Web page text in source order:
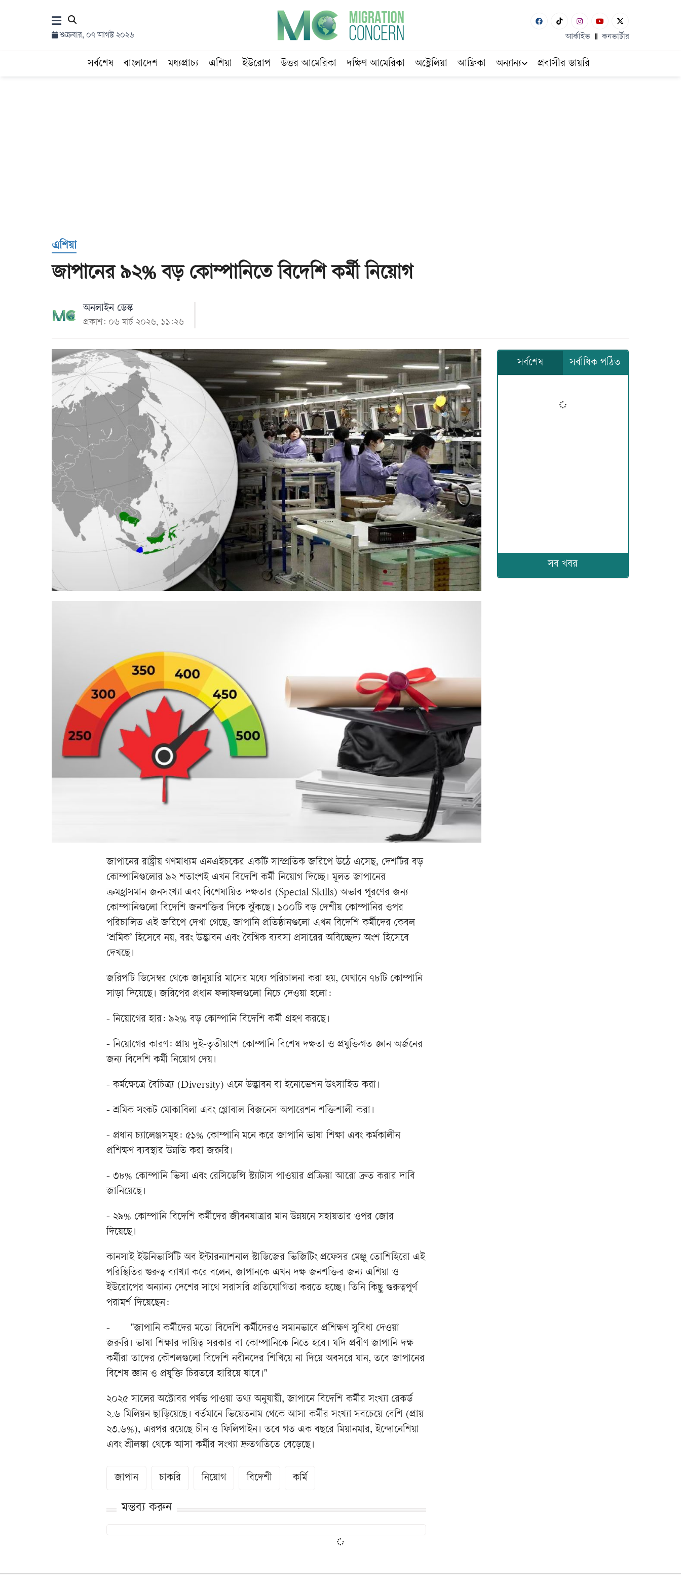
শুক্রবার, ০৭ আগস্ট ২০২৬ আর্কাইভ কনভার্টার
সর্বশেষ বাংলাদেশ মধ্যপ্রাচ্য এশিয়া ইউরোপ উত্তর আমেরিকা দক্ষিণ আমেরিকা অস্ট্রেলিয়া আফ্রিকা অন্যান্য প্রবাসীর ডায়রি
এশিয়া
জাপানের ৯২% বড় কোম্পানিতে বিদেশি কর্মী নিয়োগ
অনলাইন ডেস্ক
প্রকাশ: ০৬ মার্চ ২০২৬, ১১:২৬
জাপানের রাষ্ট্রীয় গণমাধ্যম এনএইচকের একটি সাম্প্রতিক জরিপে উঠে এসেছ, দেশটির বড়
কোম্পানিগুলোর ৯২ শতাংশই এখন বিদেশি কর্মী নিয়োগ দিচ্ছে। মূলত জাপানের
ক্রমহ্রাসমান জনসংখ্যা এবং বিশেষায়িত দক্ষতার (Special Skills) অভাব পূরণের জন্য
কোম্পানিগুলো বিদেশি জনশক্তির দিকে ঝুঁকছে। ১০০টি বড় দেশীয় কোম্পানির ওপর
পরিচালিত এই জরিপে দেখা গেছে, জাপানি প্রতিষ্ঠানগুলো এখন বিদেশি কর্মীদের কেবল
‘শ্রমিক’ হিসেবে নয়, বরং উদ্ভাবন এবং বৈশ্বিক ব্যবসা প্রসারের অবিচ্ছেদ্য অংশ হিসেবে
দেখছে।
জরিপটি ডিসেম্বর থেকে জানুয়ারি মাসের মধ্যে পরিচালনা করা হয়, যেখানে ৭৮টি কোম্পানি
সাড়া দিয়েছে। জরিপের প্রধান ফলাফলগুলো নিচে দেওয়া হলো:
- নিয়োগের হার: ৯২% বড় কোম্পানি বিদেশি কর্মী গ্রহণ করছে।
- নিয়োগের কারণ: প্রায় দুই-তৃতীয়াংশ কোম্পানি বিশেষ দক্ষতা ও প্রযুক্তিগত জ্ঞান অর্জনের
জন্য বিদেশি কর্মী নিয়োগ দেয়।
- কর্মক্ষেত্রে বৈচিত্র্য (Diversity) এনে উদ্ভাবন বা ইনোভেশন উৎসাহিত করা।
- শ্রমিক সংকট মোকাবিলা এবং গ্লোবাল বিজনেস অপারেশন শক্তিশালী করা।
- প্রধান চ্যালেঞ্জসমূহ: ৫১% কোম্পানি মনে করে জাপানি ভাষা শিক্ষা এবং কর্মকালীন
প্রশিক্ষণ ব্যবস্থার উন্নতি করা জরুরি।
- ৩৮% কোম্পানি ভিসা এবং রেসিডেন্সি স্ট্যাটাস পাওয়ার প্রক্রিয়া আরো দ্রুত করার দাবি
জানিয়েছে।
- ২৯% কোম্পানি বিদেশি কর্মীদের জীবনযাত্রার মান উন্নয়নে সহায়তার ওপর জোর
দিয়েছে।
কানসাই ইউনিভার্সিটি অব ইন্টারন্যাশনাল স্টাডিজের ভিজিটিং প্রফেসর মেঞ্জু তোশিহিরো এই
পরিস্থিতির গুরুত্ব ব্যাখ্যা করে বলেন, জাপানকে এখন দক্ষ জনশক্তির জন্য এশিয়া ও
ইউরোপের অন্যান্য দেশের সাথে সরাসরি প্রতিযোগিতা করতে হচ্ছে। তিনি কিছু গুরুত্বপূর্ণ
পরামর্শ দিয়েছেন:
-
"জাপানি কর্মীদের মতো বিদেশি কর্মীদেরও সমানভাবে প্রশিক্ষণ সুবিধা দেওয়া
জরুরি। ভাষা শিক্ষার দায়িত্ব সরকার বা কোম্পানিকে নিতে হবে। যদি প্রবীণ জাপানি দক্ষ
কর্মীরা তাদের কৌশলগুলো বিদেশি নবীনদের শিখিয়ে না দিয়ে অবসরে যান, তবে জাপানের
বিশেষ জ্ঞান ও প্রযুক্তি চিরতরে হারিয়ে যাবে।"
২০২৫ সালের অক্টোবর পর্যন্ত পাওয়া তথ্য অনুযায়ী, জাপানে বিদেশি কর্মীর সংখ্যা রেকর্ড
২.৬ মিলিয়ন ছাড়িয়েছে। বর্তমানে ভিয়েতনাম থেকে আসা কর্মীর সংখ্যা সবচেয়ে বেশি (প্রায়
২৩.৬%), এরপর রয়েছে চীন ও ফিলিপাইন। তবে গত এক বছরে মিয়ানমার, ইন্দোনেশিয়া
এবং শ্রীলঙ্কা থেকে আসা কর্মীর সংখ্যা দ্রুতগতিতে বেড়েছে।
জাপান চাকরি নিয়োগ বিদেশী কর্মি
মন্তব্য করুন
সর্বশেষ সর্বাধিক পঠিত
সব খবর